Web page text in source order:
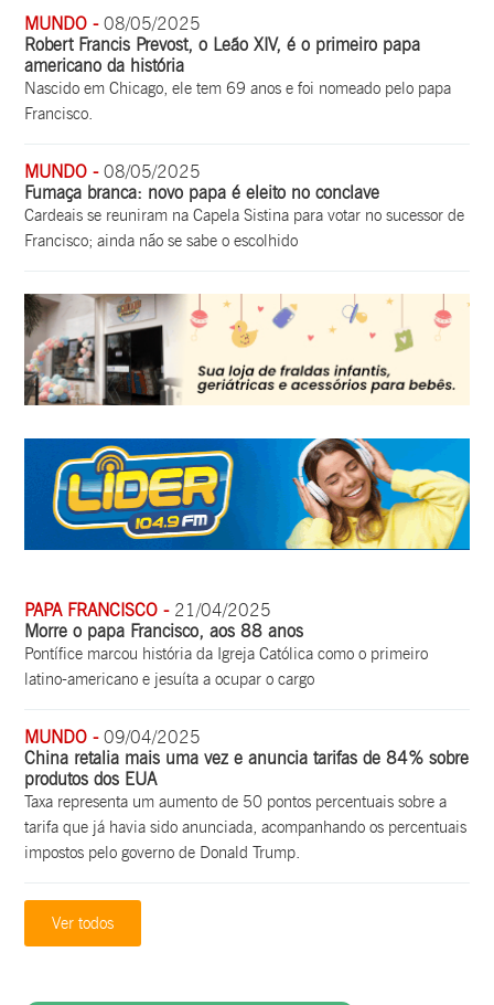
MUNDO -08/05/2025
Robert Francis Prevost, o Leão XIV, é o primeiro papa
americano da história
Nascido em Chicago, ele tem 69 anos e foi nomeado pelo papa
Francisco.
MUNDO -08/05/2025
Fumaça branca: novo papa é eleito no conclave
Cardeais se reuniram na Capela Sistina para votar no sucessor de
Francisco; ainda não se sabe o escolhido
PAPA FRANCISCO -21/04/2025
Morre o papa Francisco, aos 88 anos
Pontífice marcou história da Igreja Católica como o primeiro
latino-americano e jesuíta a ocupar o cargo
MUNDO -09/04/2025
China retalia mais uma vez e anuncia tarifas de 84% sobre
produtos dos EUA
Taxa representa um aumento de 50 pontos percentuais sobre a
tarifa que já havia sido anunciada, acompanhando os percentuais
impostos pelo governo de Donald Trump.
Ver todos